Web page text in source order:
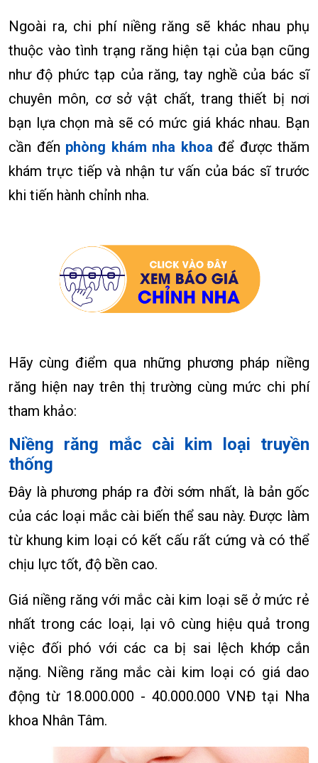
Ngoài ra, chi phí niềng răng sẽ khác nhau phụ
thuộc vào tình trạng răng hiện tại của bạn cũng
như độ phức tạp của răng, tay nghề của bác sĩ
chuyên môn, cơ sở vật chất, trang thiết bị nơi
bạn lựa chọn mà sẽ có mức giá khác nhau. Bạn
cần đến phòng khám nha khoa để được thăm
khám trực tiếp và nhận tư vấn của bác sĩ trước
khi tiến hành chỉnh nha.
Hãy cùng điểm qua những phương pháp niềng
răng hiện nay trên thị trường cùng mức chi phí
tham khảo:
Niềng răng mắc cài kim loại truyền
thống
Đây là phương pháp ra đời sớm nhất, là bản gốc
của các loại mắc cài biến thể sau này. Được làm
từ khung kim loại có kết cấu rất cứng và có thể
chịu lực tốt, độ bền cao.
Giá niềng răng với mắc cài kim loại sẽ ở mức rẻ
nhất trong các loại, lại vô cùng hiệu quả trong
việc đối phó với các ca bị sai lệch khớp cắn
nặng. Niềng răng mắc cài kim loại có giá dao
động từ 18.000.000 - 40.000.000 VNĐ tại Nha
khoa Nhân Tâm.